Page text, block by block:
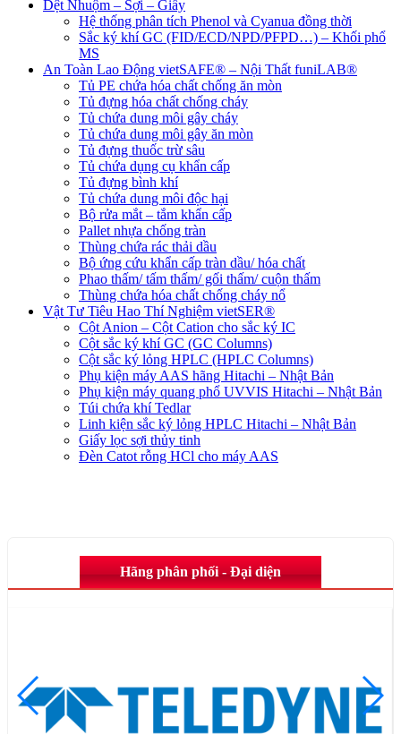
Dệt Nhuộm – Sợi – Giấy
Hệ thống phân tích Phenol và Cyanua đồng thời
Sắc ký khí GC (FID/ECD/NPD/PFPD…) – Khối phổ
MS
An Toàn Lao Động vietSAFE® – Nội Thất funiLAB®
Tủ PE chứa hóa chất chống ăn mòn
Tủ đựng hóa chất chống cháy
Tủ chứa dung môi gây cháy
Tủ chứa dung môi gây ăn mòn
Tủ đựng thuốc trừ sâu
Tủ chứa dụng cụ khẩn cấp
Tủ đựng bình khí
Tủ chứa dung môi độc hại
Bộ rửa mắt – tắm khẩn cấp
Pallet nhựa chống tràn
Thùng chứa rác thải dầu
Bộ ứng cứu khẩn cấp tràn dầu/ hóa chất
Phao thấm/ tấm thấm/ gối thấm/ cuộn thấm
Thùng chứa hóa chất chống cháy nổ
Vật Tư Tiêu Hao Thí Nghiệm vietSER®
Cột Anion – Cột Cation cho sắc ký IC
Cột sắc ký khí GC (GC Columns)
Cột sắc ký lỏng HPLC (HPLC Columns)
Phụ kiện máy AAS hãng Hitachi – Nhật Bản
Phụ kiện máy quang phổ UVVIS Hitachi – Nhật Bản
Túi chứa khí Tedlar
Linh kiện sắc ký lỏng HPLC Hitachi – Nhật Bản
Giấy lọc sợi thủy tinh
Đèn Catot rỗng HCl cho máy AAS
Hãng phân phối - Đại diện